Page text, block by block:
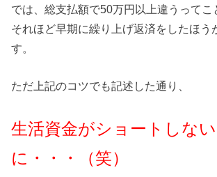
では、総支払額で50万円以上違うってこ
それほど早期に繰り上げ返済をしたほう
す。
ただ上記のコツでも記述した通り、
生活資金がショートしない
に・・・（笑）